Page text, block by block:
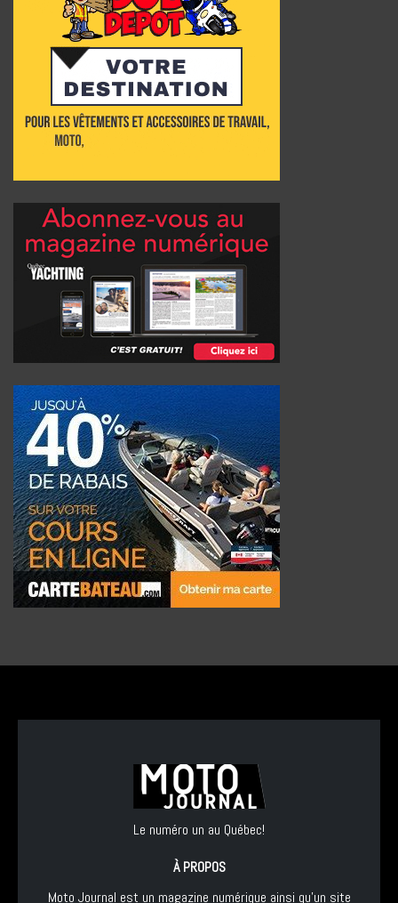
Le numéro un au Québec!
À PROPOS
Moto Journal est un magazine numérique ainsi qu'un site